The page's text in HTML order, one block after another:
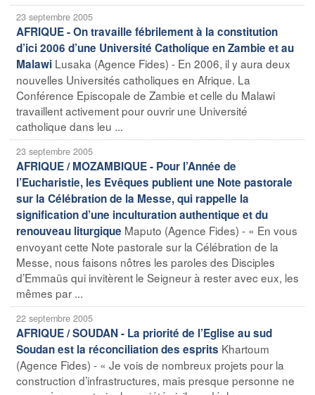
23 septembre 2005
AFRIQUE - On travaille fébrilement à la constitution
d’ici 2006 d’une Université Catholique en Zambie et au
Malawi Lusaka (Agence Fides) - En 2006, il y aura deux
nouvelles Universités catholiques en Afrique. La
Conférence Episcopale de Zambie et celle du Malawi
travaillent activement pour ouvrir une Université
catholique dans leu ...
23 septembre 2005
AFRIQUE / MOZAMBIQUE - Pour l’Année de
l’Eucharistie, les Evêques publient une Note pastorale
sur la Célébration de la Messe, qui rappelle la
signification d’une inculturation authentique et du
renouveau liturgique Maputo (Agence Fides) - « En vous
envoyant cette Note pastorale sur la Célébration de la
Messe, nous faisons nôtres les paroles des Disciples
d’Emmaüs qui invitèrent le Seigneur à rester avec eux, les
mêmes par ...
22 septembre 2005
AFRIQUE / SOUDAN - La priorité de l’Eglise au sud
Soudan est la réconciliation des esprits Khartoum
(Agence Fides) - « Je vois de nombreux projets pour la
construction d’infrastructures, mais presque personne ne